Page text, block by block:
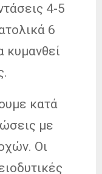
4-5
6
κυμανθεί
κατά
με
Οι